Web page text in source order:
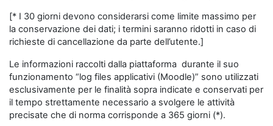
[* I 30 giorni devono considerarsi come limite massimo per
la conservazione dei dati; i termini saranno ridotti in caso di
richieste di cancellazione da parte dell’utente.]
Le informazioni raccolti dalla piattaforma durante il suo
funzionamento “log files applicativi (Moodle)” sono utilizzati
esclusivamente per le finalità sopra indicate e conservati per
il tempo strettamente necessario a svolgere le attività
precisate che di norma corrisponde a 365 giorni (*).